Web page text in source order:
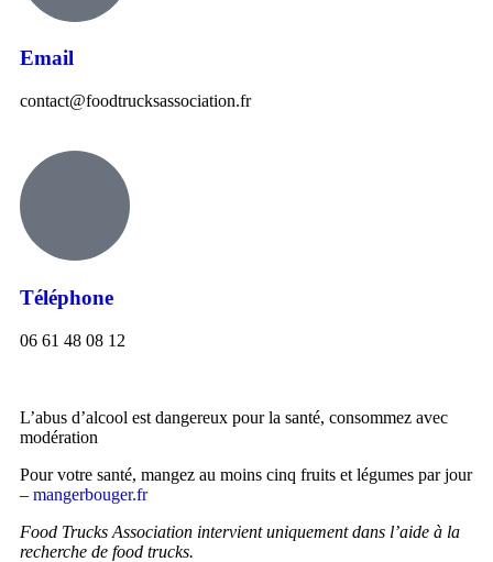
Email
contact@foodtrucksassociation.fr
Téléphone
06 61 48 08 12
L’abus d’alcool est dangereux pour la santé, consommez avec
modération
Pour votre santé, mangez au moins cinq fruits et légumes par jour
– mangerbouger.fr
Food Trucks Association intervient uniquement dans l’aide à la
recherche de food trucks.